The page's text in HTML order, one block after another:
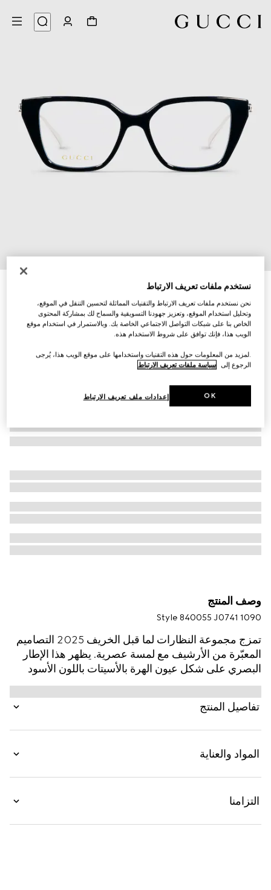
إطار بصري بتصميم عيون الهرة
SAR 2,450
تنويعاتأسود
وصف المنتج
Style ‎840055 J0741 1090
تمزج مجموعة النظارات لما قبل الخريف 2025 التصاميم
المعبّرة من الأرشيف مع لمسة عصرية. يظهر هذا الإطار
البصري على شكل عيون الهرة بالأسيتات باللون الأسود
وبالمعدن بلمسات نهائية باللون الفضي مع مسامير من
الكريستال وشعار G متشابك مقصوص.
تفاصيل المنتج
المواد والعناية
التزامنا
نستخدم ملفات تعريف الارتباط
نحن نستخدم ملفات تعريف الارتباط والتقنيات المماثلة لتحسين التنقل في الموقع،
وتحليل استخدام الموقع، وتعزيز جهودنا التسويقية والسماح لك بمشاركة المحتوى
الخاص بنا على شبكات التواصل الاجتماعي الخاصة بك. وبالاستمرار في استخدام موقع
الويب هذا، فإنك توافق على شروط الاستخدام هذه.
.لمزيد من المعلومات حول هذه التقنيات واستخدامها على موقع الويب هذا، يُرجى
الرجوع إلى سياسة ملفات تعريف الارتباط
إعدادات ملف تعريف الارتباط OK